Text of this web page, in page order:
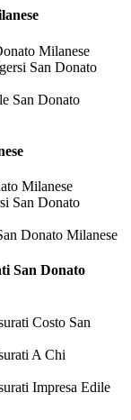
Milanese
San Donato
San Donato
Milanese
San Donato
Donato Milanese
San Donato
Costo San
A Chi
Impresa Edile